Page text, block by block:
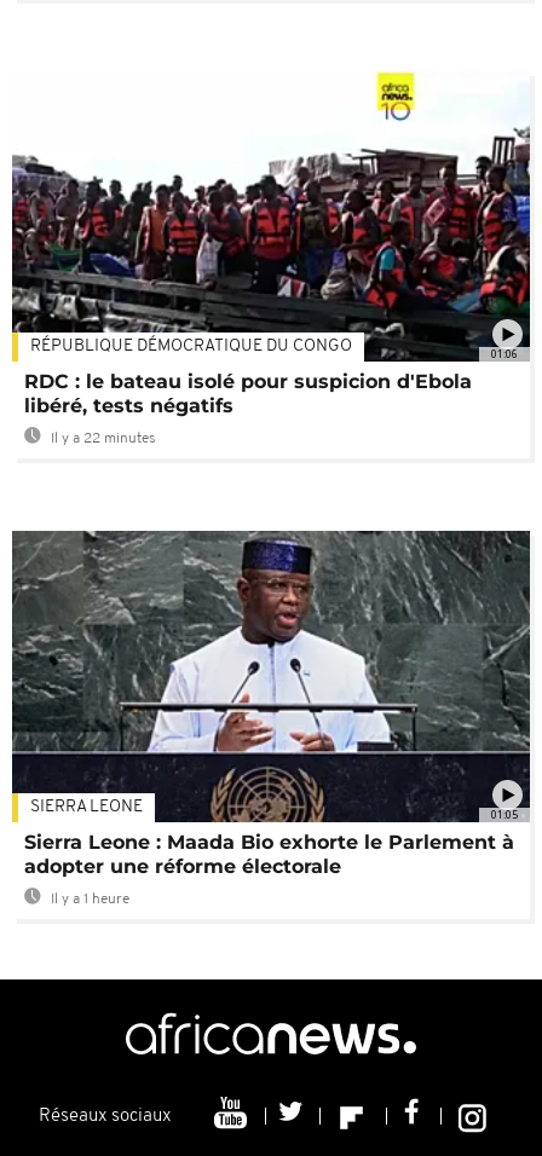
01:06
RÉPUBLIQUE DÉMOCRATIQUE DU CONGO
RDC : le bateau isolé pour suspicion d'Ebola
libéré, tests négatifs
Il y a 22 minutes
01:05
SIERRA LEONE
Sierra Leone : Maada Bio exhorte le Parlement à
adopter une réforme électorale
Il y a 1 heure
Réseaux sociaux